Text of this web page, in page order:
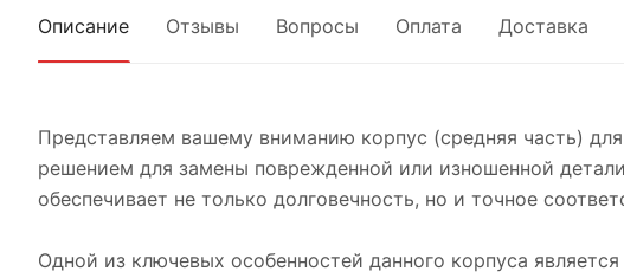
Описание Отзывы Вопросы Оплата Доставка
Представляем вашему вниманию корпус (средняя часть)
решением для замены поврежденной или изношенной
обеспечивает не только долговечность, но и точное
Одной из ключевых особенностей данного корпуса